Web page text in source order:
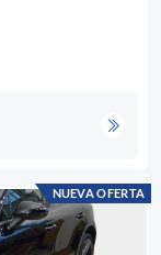
NUEVA OFERTA